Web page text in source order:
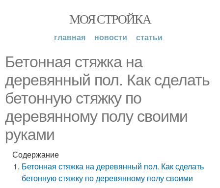
МОЯ СТРОЙКА
главная новости статьи
Бетонная стяжка на
деревянный пол. Как сделать
бетонную стяжку по
деревянному полу своими
руками
Содержание
Бетонная стяжка на деревянный пол. Как сделать
бетонную стяжку по деревянному полу своими